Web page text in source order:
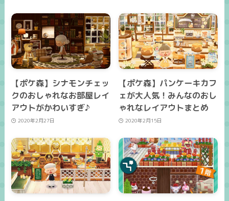
【ポケ森】シナモンチェッ
クのおしゃれなお部屋レイ
アウトがかわいすぎ♪
2020年2月27日
【ポケ森】パンケーキカフ
ェが大人気！みんなのおし
ゃれなレイアウトまとめ
2020年2月15日